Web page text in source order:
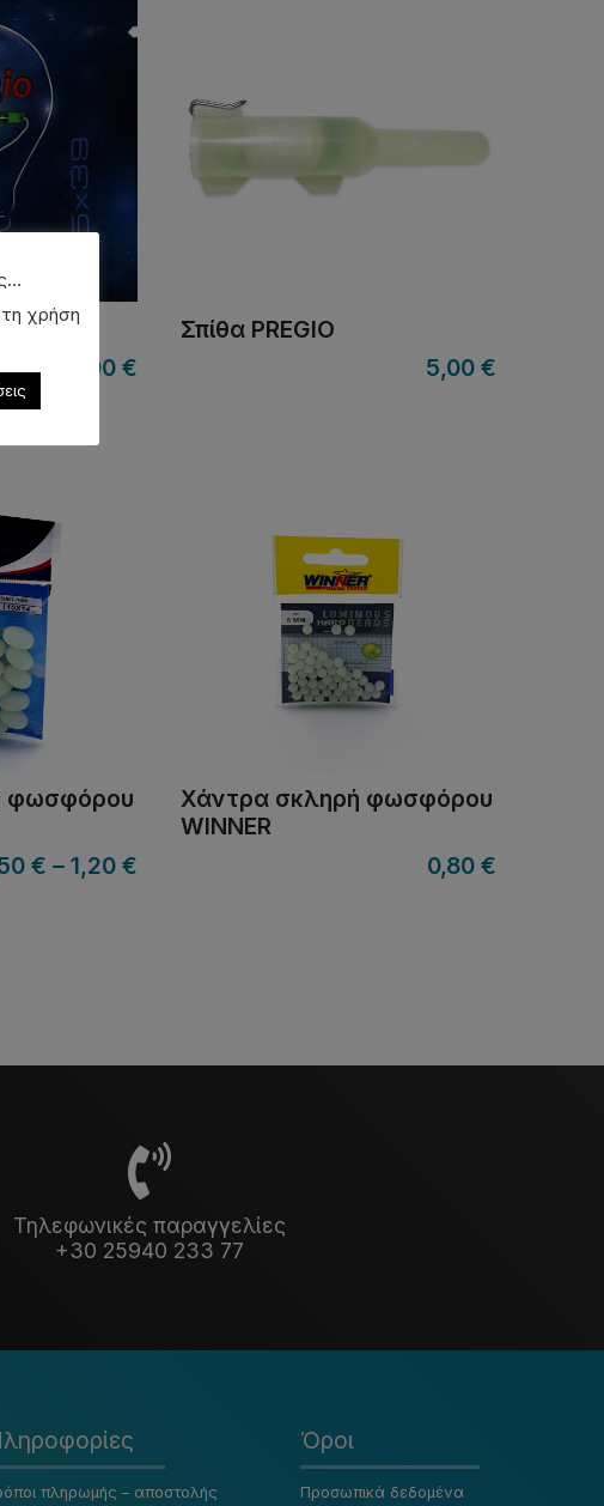
1,00 €
Σπίθα PREGIO
5,00 €
φωσφόρου
€ – 1,20 €
Χάντρα σκληρή φωσφόρου
WINNER
0,80 €
Τηλεφωνικές παραγγελίες
+30 25940 233 77
πληρωμής – αποστολής
Όροι
Προσωπικά δεδομένα
χρήση